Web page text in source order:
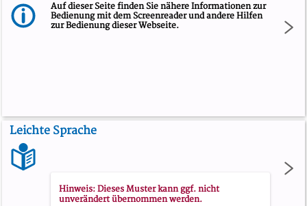
Auf dieser Seite finden Sie nähere Informationen zur
Bedienung mit dem Screenreader und andere Hilfen
zur Bedienung dieser Webseite.
Leichte Sprache
Hinweis: Dieses Muster kann ggf. nicht
unverändert übernommen werden.